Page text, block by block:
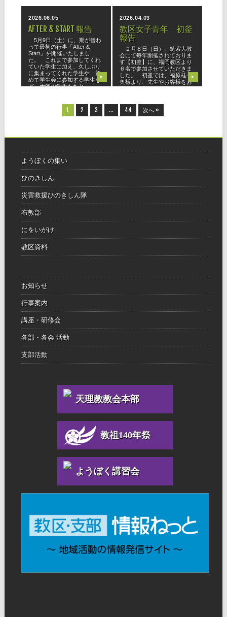
2026.06.05
AFTER & START 報告
5月9日（土）に、期が替わ
って最初の行事「After &
Start」を開催いたしまし
た。 これまで参加してくれ
ていた学生に加え、久しぶり
に集まってくれた学生や、初
めて学生会に参加する学生な
ど、大勢の学生たちと
▶
2026.04.03
教区女子青年 初釜
報告
２月８日（日）、筑紫大教
会にて毎年開催されておりま
す【初釜】に、福岡教区より
６名で参加させていただきま
した。 初釜では、福原桂子
奥様より、先生やお客様をお
迎えする際のお茶の出し方、
▶
1 2 3 … 44 次へ »
ようぼくの集い
ひのきしん
災害救援ひのきしん隊
布教部
にをいがけ
教区資料
お知らせ
行事案内
講座・研修会
各部・各会 活動
支部活動
天理教教会本部
教祖140年祭
ようぼく講習会